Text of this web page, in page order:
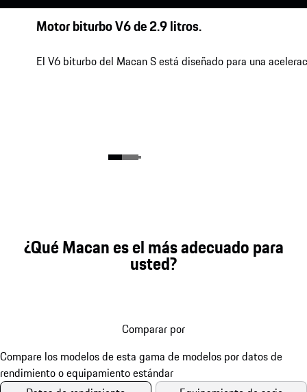
Motor biturbo V6 de 2.9 litros.
El V6 biturbo del Macan S está diseñado para una
¿Qué Macan es el más adecuado para
usted?
Comparar por